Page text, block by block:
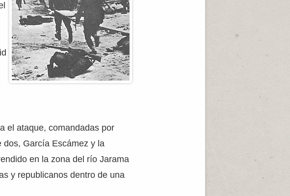
el ataque, comandadas por
dos, García Escámez y la
en la zona del río Jarama
y republicanos dentro de una